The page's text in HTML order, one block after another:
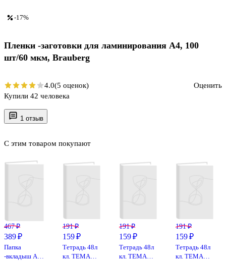
1 отзыв
С этим товаром покупают
467 ₽
389 ₽
Папка
-вкладыш А4,
191 ₽
159 ₽
Тетрадь 48л
кл. ТЕМА
191 ₽
159 ₽
Тетрадь 48л
кл. ТЕМА
191 ₽
159 ₽
Тетрадь 48л
кл. ТЕМА
-17%
Пленки -заготовки для ламинирования А4, 100
шт/60 мкм, Brauberg
4.0(5 оценок)
Оценить
Купили 42 человека